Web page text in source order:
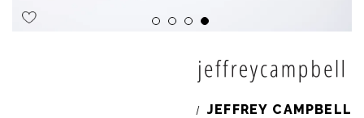
JEFFREY CAMPBELL
/